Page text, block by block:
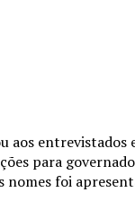
aos entrevistados
para
nomes foi